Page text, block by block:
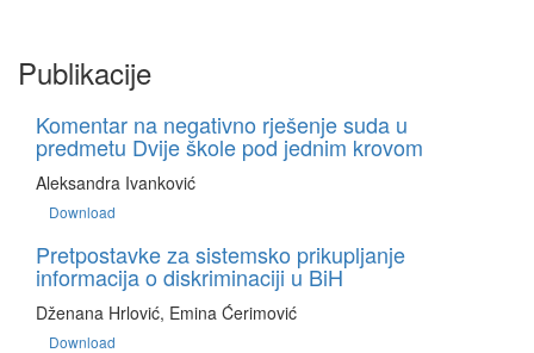
Publikacije
Komentar na negativno rješenje suda u
predmetu Dvije škole pod jednim krovom
Aleksandra Ivanković
Download
Pretpostavke za sistemsko prikupljanje
informacija o diskriminaciji u BiH
Dženana Hrlović, Emina Ćerimović
Download